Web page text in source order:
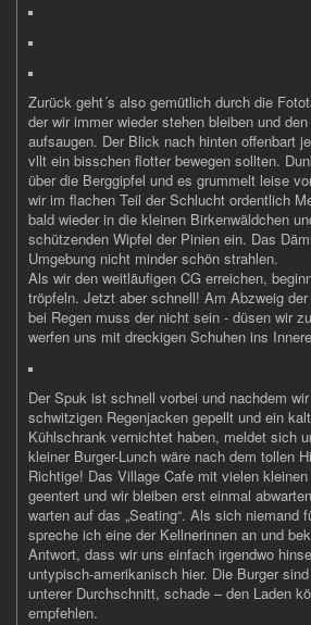
Zurück geht´s also gemütlich durch die
der wir immer wieder stehen bleiben und
aufsaugen. Der Blick nach hinten offenbart
vllt ein bisschen flotter bewegen sollten.
über die Berggipfel und es grummelt leise
wir im flachen Teil der Schlucht ordentlich
bald wieder in die kleinen Birkenwäldchen
schützenden Wipfel der Pinien ein. Das
Umgebung nicht minder schön strahlen.
Als wir den weitläufigen CG erreichen,
tröpfeln. Jetzt aber schnell! Am Abzweig
bei Regen muss der nicht sein - düsen wir
werfen uns mit dreckigen Schuhen ins
Der Spuk ist schnell vorbei und nachdem
schwitzigen Regenjacken gepellt und ein
Kühlschrank vernichtet haben, meldet sich
kleiner Burger-Lunch wäre nach dem tollen
Richtige! Das Village Cafe mit vielen
geentert und wir bleiben erst einmal
warten auf das „Seating“. Als sich niemand
spreche ich eine der Kellnerinnen an und
Antwort, dass wir uns einfach irgendwo
untypisch-amerikanisch hier. Die Burger
unterer Durchschnitt, schade – den Laden
empfehlen.